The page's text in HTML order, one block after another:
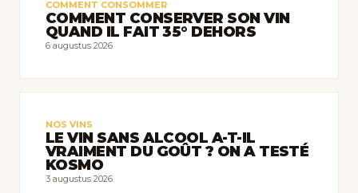
COMMENT CONSOMMER
COMMENT CONSERVER SON VIN
QUAND IL FAIT 35° DEHORS
6 augustus 2026
NOS VINS
LE VIN SANS ALCOOL A-T-IL
VRAIMENT DU GOÛT ? ON A TESTÉ
KOSMO
3 augustus 2026